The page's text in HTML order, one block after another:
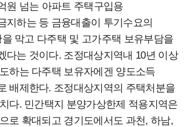
원 넘는 아파트 주택구입용
지하는 등 금융대출이 투기수요의
막고 다주택 및 고가주택 보유부담을
다는 것이다. 조정대상지역내 10년 이상
하는 다주택 보유자에겐 양도소득
배제한다. 조정대상지역의 주택처분을
다. 민간택지 분양가상한제 적용지역은
로 확대되고 경기도에서도 과천, 하남,